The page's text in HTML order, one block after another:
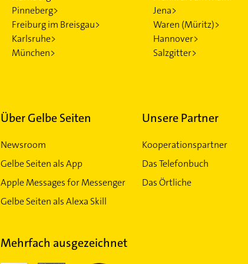
Pinneberg> Jena>
Freiburg im Breisgau> Waren (Müritz)>
Karlsruhe> Hannover>
München> Salzgitter>
Über Gelbe Seiten
Newsroom
Gelbe Seiten als App
Apple Messages for Messenger
Gelbe Seiten als Alexa Skill
Unsere Partner
Kooperationspartner
Das Telefonbuch
Das Örtliche
Mehrfach ausgezeichnet